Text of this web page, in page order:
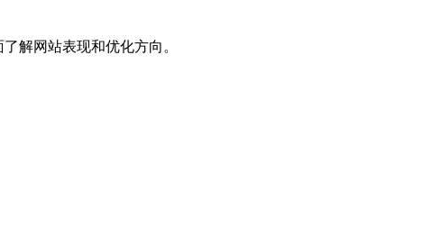
解网站表现和优化方向。